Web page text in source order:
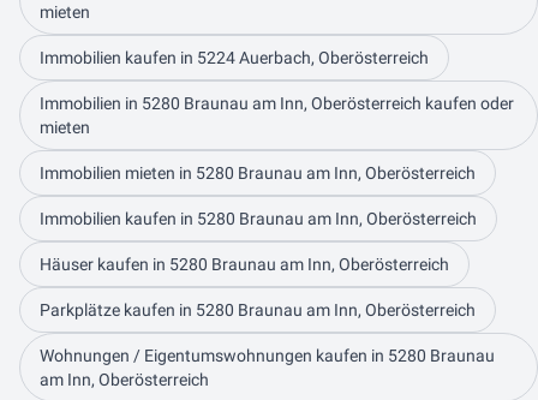
mieten
Immobilien kaufen in 5224 Auerbach, Oberösterreich
Immobilien in 5280 Braunau am Inn, Oberösterreich kaufen oder
mieten
Immobilien mieten in 5280 Braunau am Inn, Oberösterreich
Immobilien kaufen in 5280 Braunau am Inn, Oberösterreich
Häuser kaufen in 5280 Braunau am Inn, Oberösterreich
Parkplätze kaufen in 5280 Braunau am Inn, Oberösterreich
Wohnungen / Eigentumswohnungen kaufen in 5280 Braunau
am Inn, Oberösterreich